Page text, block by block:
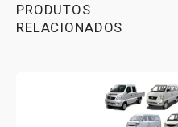
PRODUTOS
RELACIONADOS